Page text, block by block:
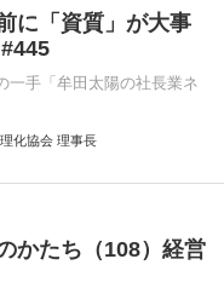
に「資質」が大事
一手「牟田太陽の社長業ネ
化協会 理事長
かたち（108）経営